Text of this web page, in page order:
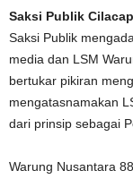
Saksi Publik
Saksi Publik
media dan LSM
bertukar pikiran
mengatasnamakan
dari prinsip sebagai
Warung Nusantara